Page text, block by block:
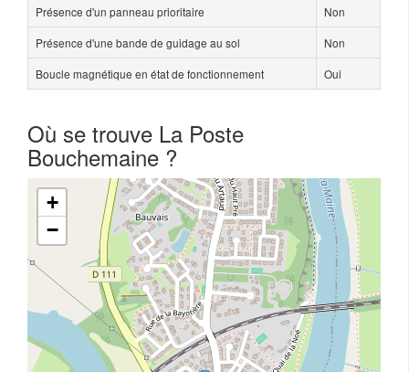
Présence d'un panneau prioritaire
Non
Présence d'une bande de guidage au sol
Non
Boucle magnétique en état de fonctionnement
Oui
Où se trouve La Poste
Bouchemaine ?
+
−